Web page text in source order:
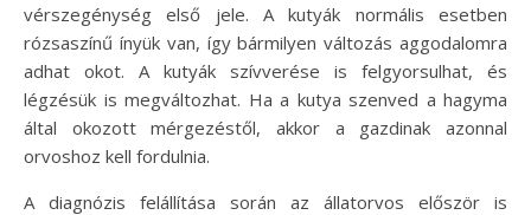
vérszegénység első jele. A kutyák normális esetben
rózsaszínű ínyük van, így bármilyen változás aggodalomra
adhat okot. A kutyák szívverése is felgyorsulhat, és
légzésük is megváltozhat. Ha a kutya szenved a hagyma
által okozott mérgezéstől, akkor a gazdinak azonnal
orvoshoz kell fordulnia.
A diagnózis felállítása során az állatorvos először is